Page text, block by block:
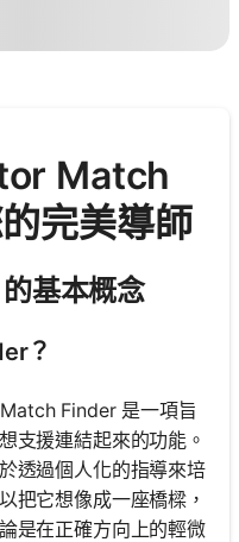
Match
完美導師
基本概念
？
Finder 是一項旨
支援連結起來的功能。
透過個人化的指導來培
把它想像成一座橋樑，
是在正確方向上的輕微